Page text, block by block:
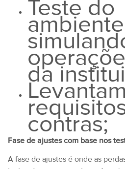
Teste do
ambiente
da
contras;
Fase de ajustes com base nos
A fase de ajustes é onde as